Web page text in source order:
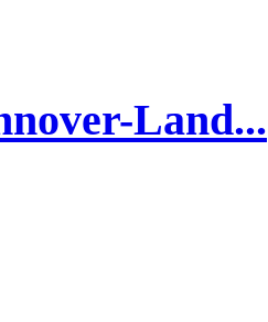
Land...